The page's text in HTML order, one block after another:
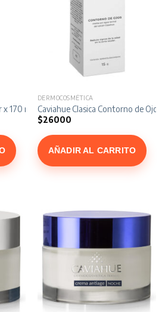
170 ml
DERMOCOSMÉTICA
Caviahue Clasica Contorno de Ojos
$26000
AÑADIR AL CARRITO